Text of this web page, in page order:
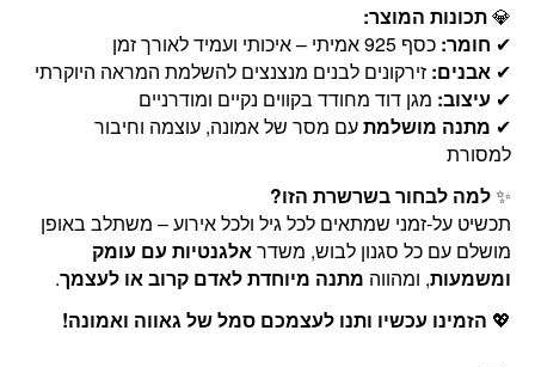
💎תכונות המוצר:
✔ חומר: כסף 925 אמיתי – איכותי ועמיד לאורך זמן
✔ אבנים: זירקונים לבנים מנצנצים להשלמת המראה היוקרתי
✔ עיצוב: מגן דוד מחודד בקווים נקיים ומודרניים
✔ מתנה מושלמתעם מסר של אמונה, עוצמה וחיבור
למסורת
✨למה לבחור בשרשרת הזו?
תכשיט על-זמני שמתאים לכל גיל ולכל אירוע – משתלב באופן
מושלם עם כל סגנון לבוש, משדראלגנטיות עם עומק
ומשמעות, ומהווה מתנה מיוחדת לאדם קרוב או לעצמך.
💖 הזמינו עכשיו ותנו לעצמכם סמל של גאווה ואמונה!